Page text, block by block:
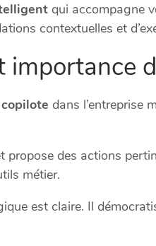
qui accompagne
contextuelles et
importance
copilote dans l’entreprise
propose des actions
métier.
est claire. Il